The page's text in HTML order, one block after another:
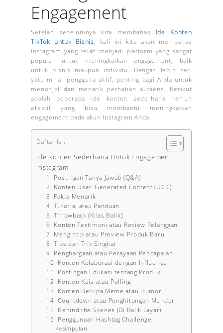
Engagement
Setelah sebelumnya kita membahas Ide Konten
TikTok untuk Bisnis, kali ini kita akan membahas
Instagram yang telah menjadi platform yang sangat
populer untuk meningkatkan engagement, baik
untuk bisnis maupun individu. Dengan lebih dari
satu miliar pengguna aktif, penting bagi Anda untuk
menonjol dan menarik perhatian audiens. Berikut
adalah beberapa ide konten sederhana namun
efektif yang bisa membantu meningkatkan
engagement pada akun Instagram Anda.
Daftar Isi:
Ide Konten Sederhana Untuk Engagement
Instagram
1. Postingan Tanya Jawab (Q&A)
2. Konten User-Generated Content (UGC)
3. Fakta Menarik
4. Tutorial atau Panduan
5. Throwback (Kilas Balik)
6. Konten Testimoni atau Review Pelanggan
7. Mengintip atau Preview Produk Baru
8. Tips dan Trik Singkat
9. Penghargaan atau Perayaan Pencapaian
10. Konten Kolaborasi dengan Influencer
11. Postingan Edukasi tentang Produk
12. Konten Kuis atau Polling
13. Konten Berupa Meme atau Humor
14. Countdown atau Penghitungan Mundur
15. Behind the Scenes (Di Balik Layar)
16. Penggunaan Hashtag Challenge
Kesimpulan